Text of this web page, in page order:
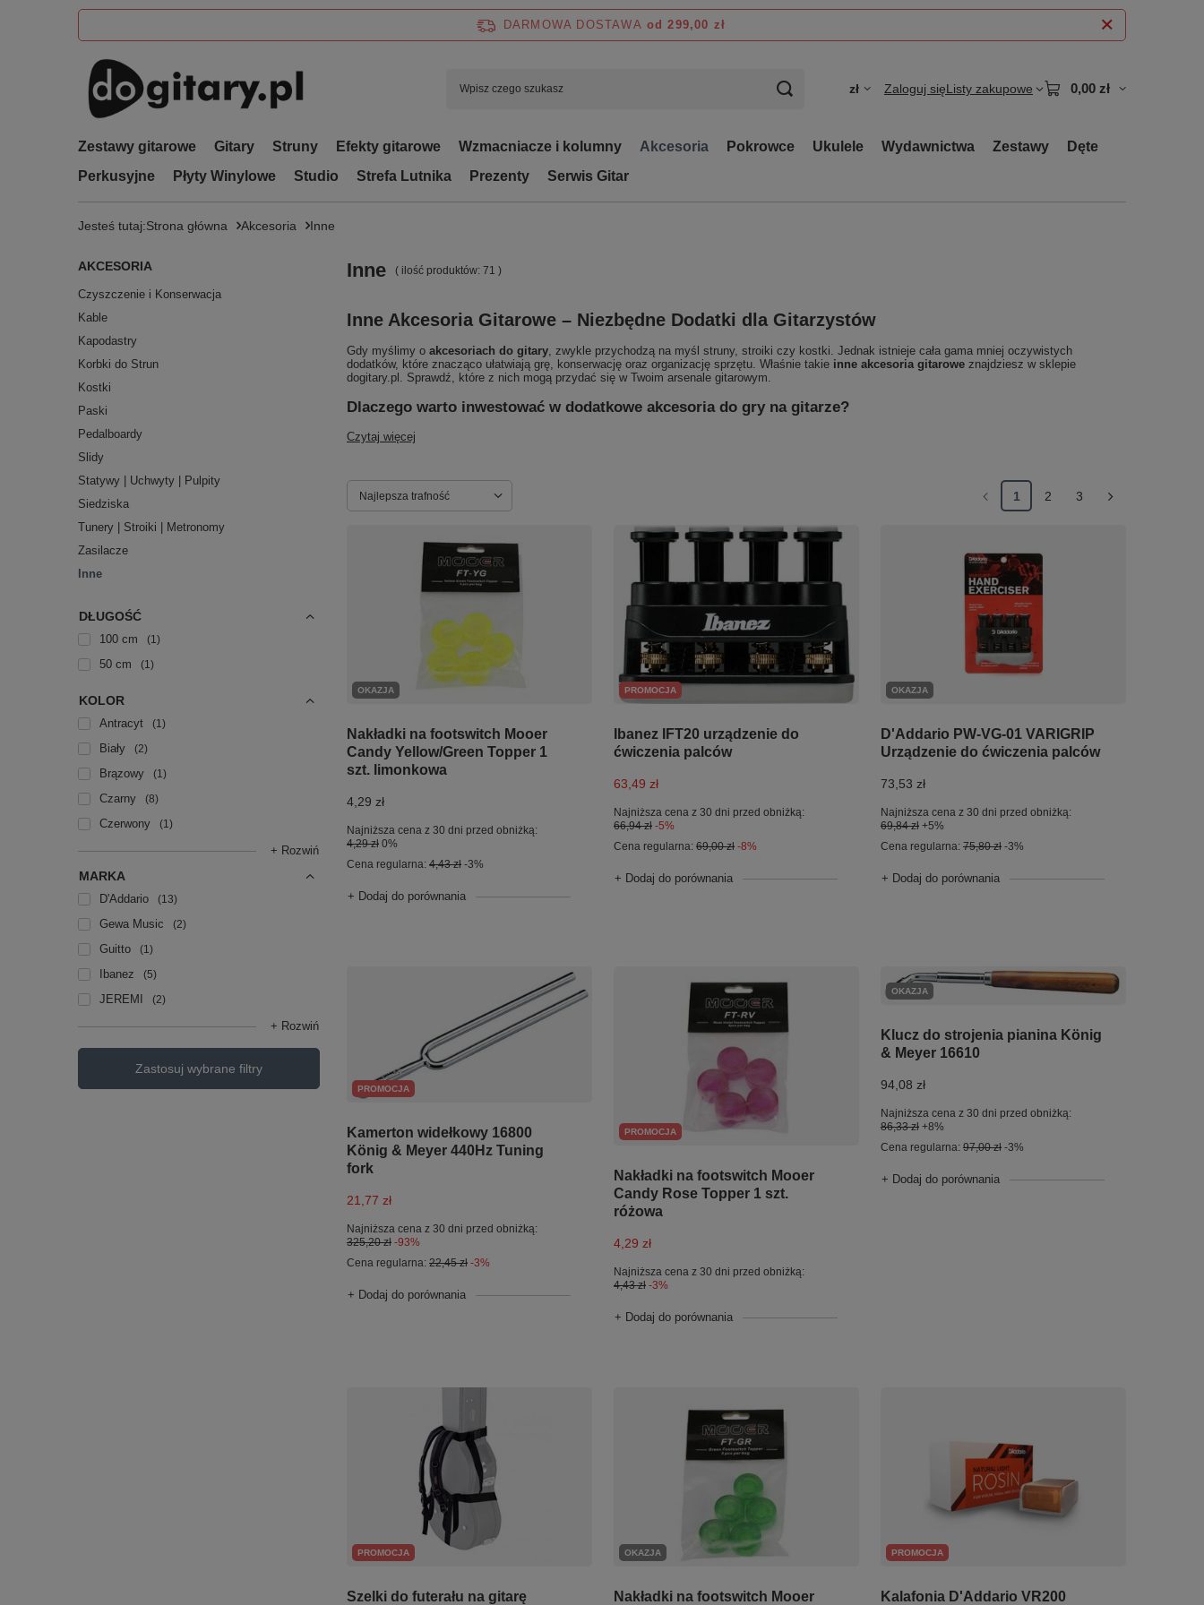
DARMOWA DOSTAWA od 299,00 zł
zł Zaloguj sięListy zakupowe 0,00 zł
Zestawy gitarowe Gitary Struny Efekty gitarowe Wzmacniacze i kolumny Akcesoria Pokrowce Ukulele Wydawnictwa Zestawy
Dęte
Perkusyjne
Płyty Winylowe Studio Strefa Lutnika Prezenty Serwis Gitar
Jesteś tutaj:Strona główna Akcesoria Inne
AKCESORIA
Czyszczenie i Konserwacja
Kable
Kapodastry
Korbki do Strun
Kostki
Paski
Pedalboardy
Slidy
Statywy | Uchwyty | Pulpity
Siedziska
Tunery | Stroiki | Metronomy
Zasilacze
Inne
DŁUGOŚĆ
100 cm 1
50 cm 1
KOLOR
Antracyt 1
Biały 2
Brązowy 1
Czarny 8
Czerwony 1
+ Rozwiń
MARKA
D'Addario 13
Gewa Music 2
Guitto 1
Ibanez 5
JEREMI 2
+ Rozwiń
Zastosuj wybrane filtry
Inne ( ilość produktów: 71 )
Inne Akcesoria Gitarowe – Niezbędne Dodatki dla Gitarzystów
Gdy myślimy o akcesoriach do gitary, zwykle przychodzą na myśl struny, stroiki czy kostki. Jednak istnieje cała gama mniej oczywistych
dodatków, które znacząco ułatwiają grę, konserwację oraz organizację sprzętu. Właśnie takie inne akcesoria gitarowe znajdziesz w sklepie
dogitary.pl. Sprawdź, które z nich mogą przydać się w Twoim arsenale gitarowym.
Dlaczego warto inwestować w dodatkowe akcesoria do gry na gitarze?
Czytaj więcej
Zmień sortowanie
Najlepsza trafność 1 2 3
OKAZJA
Nakładki na footswitch Mooer
Candy Yellow/Green Topper 1
szt. limonkowa
4,29 zł
Najniższa cena z 30 dni przed obniżką:
4,29 zł 0%
Cena regularna: 4,43 zł -3%
+ Dodaj do porównania
PROMOCJA
Ibanez IFT20 urządzenie do
ćwiczenia palców
63,49 zł
Najniższa cena z 30 dni przed obniżką:
66,94 zł -5%
Cena regularna: 69,00 zł -8%
+ Dodaj do porównania
OKAZJA
D'Addario PW-VG-01 VARIGRIP
Urządzenie do ćwiczenia palców
73,53 zł
Najniższa cena z 30 dni przed obniżką:
69,84 zł +5%
Cena regularna: 75,80 zł -3%
+ Dodaj do porównania
PROMOCJA
Kamerton widełkowy 16800
König & Meyer 440Hz Tuning
fork
21,77 zł
Najniższa cena z 30 dni przed obniżką:
325,20 zł -93%
Cena regularna: 22,45 zł -3%
+ Dodaj do porównania
PROMOCJA
Nakładki na footswitch Mooer
Candy Rose Topper 1 szt.
różowa
4,29 zł
Najniższa cena z 30 dni przed obniżką:
4,43 zł -3%
+ Dodaj do porównania
OKAZJA
Klucz do strojenia pianina König
& Meyer 16610
94,08 zł
Najniższa cena z 30 dni przed obniżką:
86,33 zł +8%
Cena regularna: 97,00 zł -3%
+ Dodaj do porównania
PROMOCJA
Szelki do futerału na gitarę
OKAZJA
Nakładki na footswitch Mooer
PROMOCJA
Kalafonia D'Addario VR200